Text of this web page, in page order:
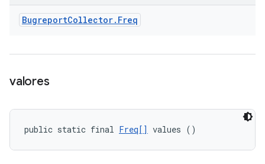
BugreportCollector. Freq
valores
public static final Freq[] values ()